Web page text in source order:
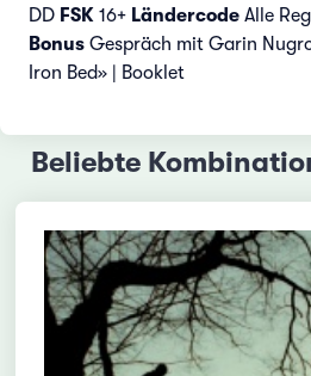
DD FSK 16+ Ländercode Alle
Bonus Gespräch mit Garin
Iron Bed» | Booklet
Beliebte